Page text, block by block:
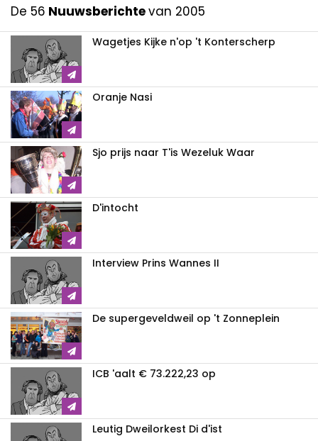
De 56 Nuuwsberichtevan 2005
Wagetjes Kijke n'op 't Konterscherp
Oranje Nasi
Sjo prijs naar T'is Wezeluk Waar
D'intocht
Interview Prins Wannes II
De supergeveldweil op 't Zonneplein
ICB 'aalt € 73.222,23 op
Leutig Dweilorkest Di d'ist